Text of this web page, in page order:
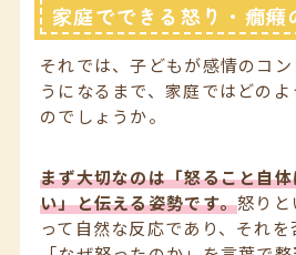
家庭でできる怒り・癇癪
それでは、子どもが感情のコ
うになるまで、家庭ではどの
のでしょうか。
まず大切なのは「怒ること自
い」と伝える姿勢です。怒りと
って自然な反応であり、それ